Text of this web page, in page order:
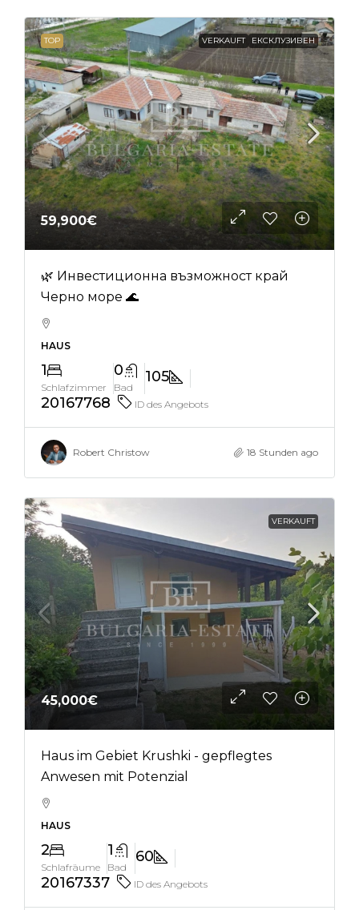
TOP VERKAUFT ЕКСКЛУЗИВЕН
59,900€
🌿 Инвестиционна възможност край
Черно море 🌊
HAUS
1
Schlafzimmer
0
Bad
105
20167768
ID des Angebots
Robert Christow 18 Stunden ago
VERKAUFT
45,000€
Haus im Gebiet Krushki - gepflegtes
Anwesen mit Potenzial
HAUS
2
Schlafräume
1
Bad
60
20167337
ID des Angebots